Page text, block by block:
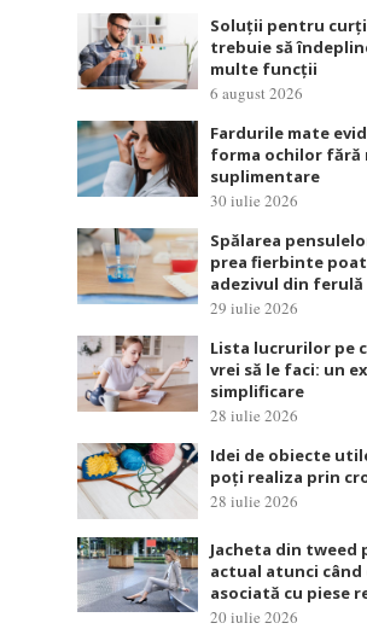
Soluții pentru curți
trebuie să
multe funcții
6 august 2026
Fardurile mate
forma ochilor fără
suplimentare
30 iulie 2026
Spălarea
prea fierbinte
adezivul din ferulă
29 iulie 2026
Lista lucrurilor pe
vrei să le faci: un
simplificare
28 iulie 2026
Idei de obiecte
poți realiza prin
28 iulie 2026
Jacheta din tweed
actual atunci când
asociată cu piese
20 iulie 2026